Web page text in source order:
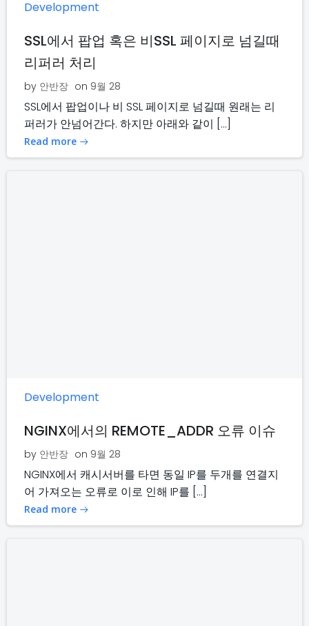
Development
SSL에서 팝업 혹은 비SSL 페이지로 넘길때
리퍼러 처리
by 안반장 on 9월 28
SSL에서 팝업이나 비 SSL 페이지로 넘길때 원래는 리
퍼러가 안넘어간다. 하지만 아래와 같이 […]
Read more
Development
NGINX에서의 REMOTE_ADDR 오류 이슈
by 안반장 on 9월 28
NGINX에서 캐시서버를 타면 동일 IP를 두개를 연결지
어 가져오는 오류로 이로 인해 IP를 […]
Read more